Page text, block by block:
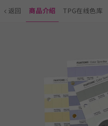
返回 商品介绍 TPG在线色库